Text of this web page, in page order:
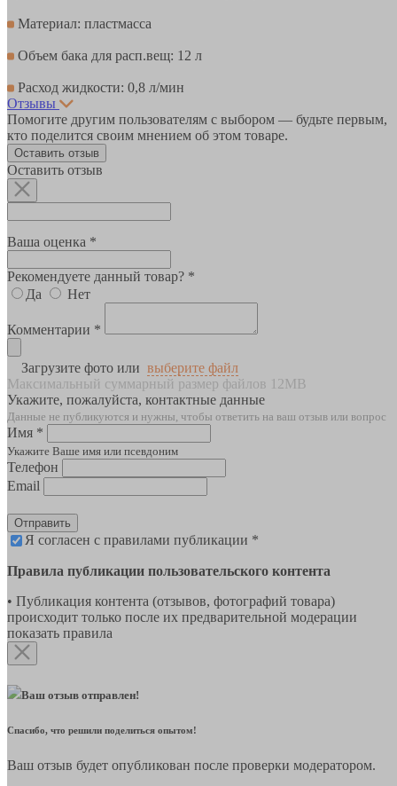
Материал: пластмасса
Объем бака для расп.вещ: 12 л
Расход жидкости: 0,8 л/мин
Отзывы
Помогите другим пользователям с выбором — будьте первым,
кто поделится своим мнением об этом товаре.
Оставить отзыв
Оставить отзыв
Ваша оценка *
Рекомендуете данный товар? *
Да
Нет
Комментарии *
Загрузите фото или выберите файл
Максимальный суммарный размер файлов 12MB
Укажите, пожалуйста, контактные данные
Данные не публикуются и нужны, чтобы ответить на ваш отзыв или вопрос
Имя *
Укажите Ваше имя или псевдоним
Телефон
Email
Отправить
Я согласен с правилами публикации *
Правила публикации пользовательского контента
• Публикация контента (отзывов, фотографий товара)
происходит только после их предварительной модерации
показать правила
Ваш отзыв отправлен!
Спасибо, что решили поделиться опытом!
Ваш отзыв будет опубликован после проверки модератором.